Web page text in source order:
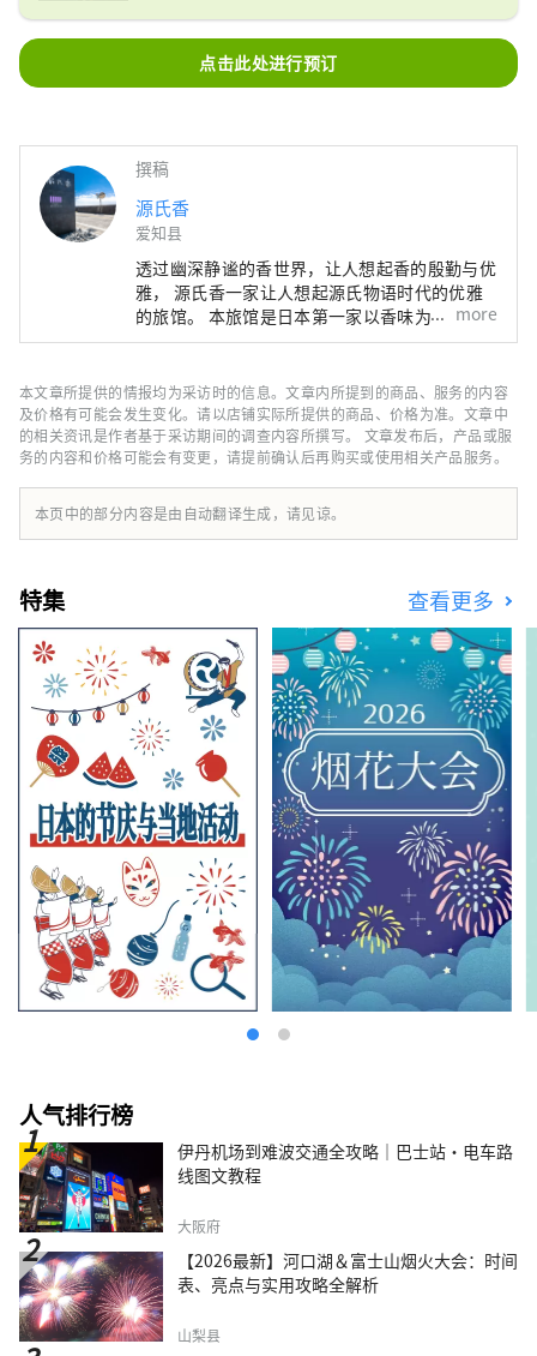
点击此处进行预订
撰稿
源氏香
爱知县
透过幽深静谧的香世界，让人想起香的殷勤与优
雅， 源氏香一家让人想起源氏物语时代的优雅
的旅馆。 本旅馆是日本第一家以香味为主题的
日式旅馆。 唤醒被遗忘的心灵平静。 您的房间
more
本文章所提供的情报均为采访时的信息。文章内所提到的商品、服务的内容
及价格有可能会发生变化。请以店铺实际所提供的商品、价格为准。文章中
的相关资讯是作者基于采访期间的调查内容所撰写。 文章发布后，产品或服
务的内容和价格可能会有变更，请提前确认后再购买或使用相关产品服务。
本页中的部分内容是由自动翻译生成，请见谅。
特集 查看更多
人气排行榜
伊丹机场到难波交通全攻略｜巴士站・电车路
线图文教程
大阪府
【2026最新】河口湖＆富士山烟火大会：时间
表、亮点与实用攻略全解析
山梨县